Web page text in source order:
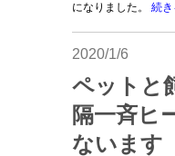
になりました。 続
2020/1/6
ペットと
隔一斉ヒ
ないます